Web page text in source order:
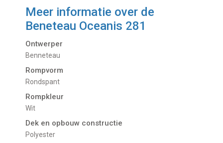
Meer informatie over de
Beneteau Oceanis 281
Ontwerper
Benneteau
Rompvorm
Rondspant
Rompkleur
Wit
Dek en opbouw constructie
Polyester